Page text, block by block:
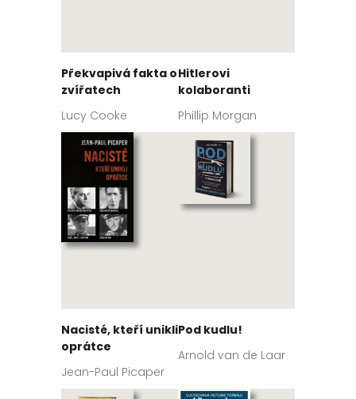
Překvapivá fakta o
zvířatech
Lucy Cooke
Hitlerovi
kolaboranti
Phillip Morgan
Nacisté, kteří unikli
oprátce
Jean-Paul Picaper
Pod kudlu!
Arnold van de Laar